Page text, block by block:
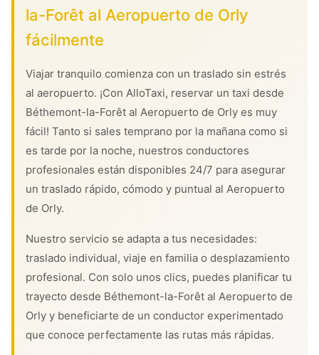
la-Forêt al Aeropuerto de Orly
fácilmente
Viajar tranquilo comienza con un traslado sin estrés
al aeropuerto. ¡Con AlloTaxi, reservar un taxi desde
Béthemont-la-Forêt al Aeropuerto de Orly es muy
fácil! Tanto si sales temprano por la mañana como si
es tarde por la noche, nuestros conductores
profesionales están disponibles 24/7 para asegurar
un traslado rápido, cómodo y puntual al Aeropuerto
de Orly.
Nuestro servicio se adapta a tus necesidades:
traslado individual, viaje en familia o desplazamiento
profesional. Con solo unos clics, puedes planificar tu
trayecto desde Béthemont-la-Forêt al Aeropuerto de
Orly y beneficiarte de un conductor experimentado
que conoce perfectamente las rutas más rápidas.